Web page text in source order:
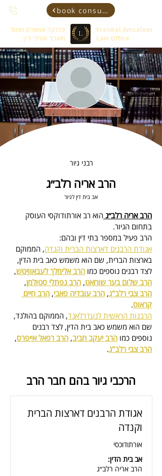
book consultant
פרנקל אמסלם ושות'
משרד עורכי דין
Frenkel Amsalem
Law Office
רבני גיור
הרב אריה רלב״ג
אב בית דין לגיור
הרב אריה רלב״ג הוא רב אורתודוקסי העוסק
בתחום הגיור.
הרב פעיל במספר בתי דין ובהם:
אגודת הרבנים דארצות הברית וקנדה, הממוקם
בארצות הברית, שם הוא משמש כאב בית הדין,
לצד רבנים נוספים כמו הרב אלימלך לעבאוויטש,
הרב שלום בער שוחאט, הרב נפתלי סטולמן,
הרב צבי רלב"ג, הרב עובדיה פאבי, הרב חיים
קראוס.
הרבנות הראשית לנעדרלאנד, הממוקם בהולנד,
שם הוא משמש כאב בית הדין, לצד רבנים
נוספים כמו הרב יעקב חביב, הרב רפאל אייפרס,
הרב צבי רלב"ג.
הרכבי גיור בהם חבר הרב
אגודת הרבנים דארצות הברית
וקנדה
אורתודוכסי
אב בית הדין:
הרב אריה רלב״ג